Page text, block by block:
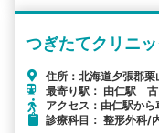
つぎたてクリニッ
住所：北海道夕張郡
最寄り駅： 由仁駅
アクセス：由仁駅から
診療科目： 整形外科/